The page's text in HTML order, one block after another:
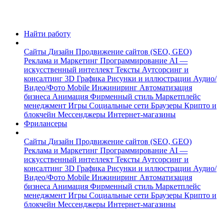
Найти работу
Сайты Дизайн Продвижение сайтов (SEO, GEO)
Реклама и Маркетинг Программирование AI —
искусственный интеллект Тексты Аутсорсинг и
консалтинг 3D Графика Рисунки и иллюстрации Аудио/
Видео/Фото Mobile Инжиниринг Автоматизация
бизнеса Анимация Фирменный стиль Маркетплейс
менеджмент Игры Социальные сети Браузеры Крипто и
блокчейн Мессенджеры Интернет-магазины
Фрилансеры
Сайты Дизайн Продвижение сайтов (SEO, GEO)
Реклама и Маркетинг Программирование AI —
искусственный интеллект Тексты Аутсорсинг и
консалтинг 3D Графика Рисунки и иллюстрации Аудио/
Видео/Фото Mobile Инжиниринг Автоматизация
бизнеса Анимация Фирменный стиль Маркетплейс
менеджмент Игры Социальные сети Браузеры Крипто и
блокчейн Мессенджеры Интернет-магазины